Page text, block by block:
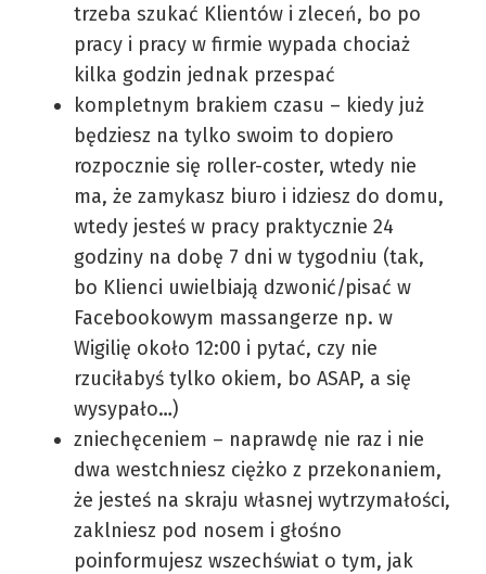
trzeba szukać Klientów i zleceń, bo po
pracy i pracy w firmie wypada chociaż
kilka godzin jednak przespać
kompletnym brakiem czasu – kiedy już
będziesz na tylko swoim to dopiero
rozpocznie się roller-coster, wtedy nie
ma, że zamykasz biuro i idziesz do domu,
wtedy jesteś w pracy praktycznie 24
godziny na dobę 7 dni w tygodniu (tak,
bo Klienci uwielbiają dzwonić/pisać w
Facebookowym massangerze np. w
Wigilię około 12:00 i pytać, czy nie
rzuciłabyś tylko okiem, bo ASAP, a się
wysypało…)
zniechęceniem – naprawdę nie raz i nie
dwa westchniesz ciężko z przekonaniem,
że jesteś na skraju własnej wytrzymałości,
zaklniesz pod nosem i głośno
poinformujesz wszechświat o tym, jak